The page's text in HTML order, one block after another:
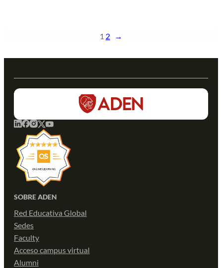
1 2 →
SOBRE ADEN
Red Educativa Global
Sedes
Faculty
Acceso campus virtual
Alumni